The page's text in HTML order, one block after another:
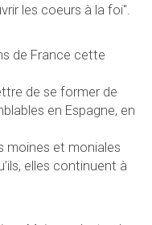
les coeurs à la foi".
de France cette
de se former de
en Espagne, en
moines et moniales
elles continuent à